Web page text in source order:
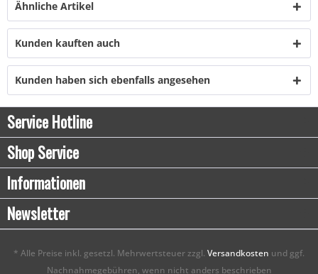
Ähnliche Artikel
Kunden kauften auch
Kunden haben sich ebenfalls angesehen
Service Hotline
Shop Service
Informationen
Newsletter
* Alle Preise inkl. gesetzl. Mehrwertsteuer zzgl. Versandkosten und ggf.
Nachnahmegebühren, wenn nicht anders beschrieben